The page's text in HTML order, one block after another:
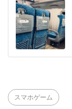
スマホゲーム